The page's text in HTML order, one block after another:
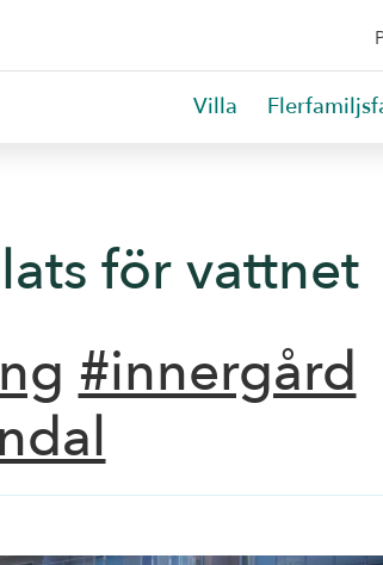
Villa
för vattnet
#innergård